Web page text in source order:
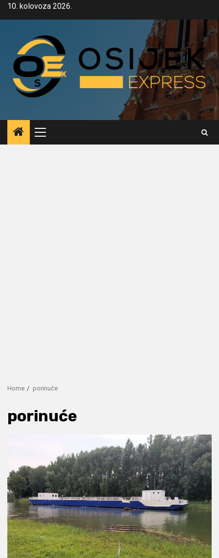
Skip10. kolovoza 2026.
Primary
Menu
Home porinuće
porinuće